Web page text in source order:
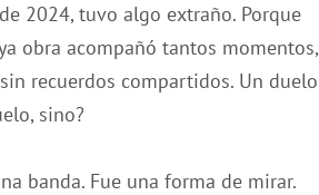
2024, tuvo algo extraño. Porque
obra acompañó tantos momentos,
recuerdos compartidos. Un duelo
sino?
banda. Fue una forma de mirar.